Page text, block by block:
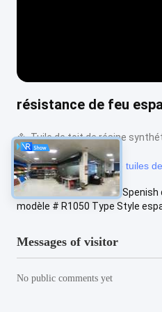
résistance de feu
Tuile de toit de résine
#feuilles en plastique de tuiles
Tuile de toit de style de
modèle # R1050 Type Style
Messages of visitor
No public comments yet